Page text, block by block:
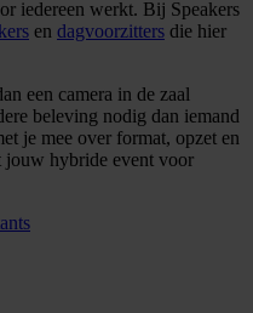
iedereen werkt. Bij Speakers
en dagvoorzitters die hier
een camera in de zaal
beleving nodig dan iemand
je mee over format, opzet en
jouw hybride event voor